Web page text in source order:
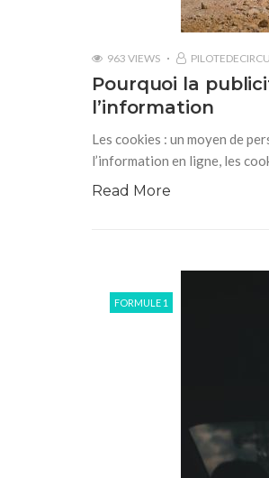
963 VIEWS
Pourquoi la
l’information
Les cookies : un moyen de
l’information en ligne, les
Read More
FORMULE 1